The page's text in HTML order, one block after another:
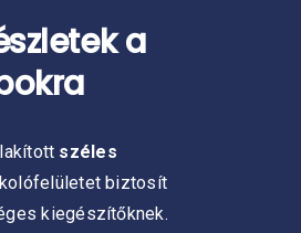
a
széles
biztosít
kiegészítőknek.